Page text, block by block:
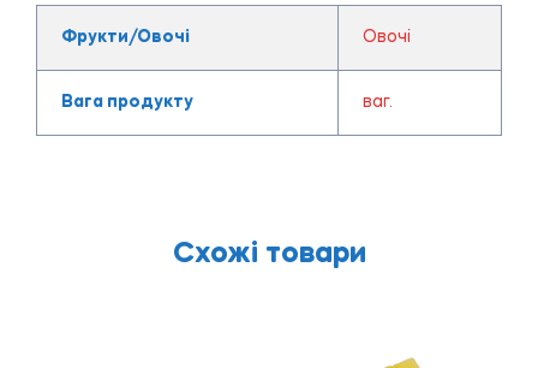
Фрукти/Овочі Овочі
Вага продукту ваг.
Схожі товари